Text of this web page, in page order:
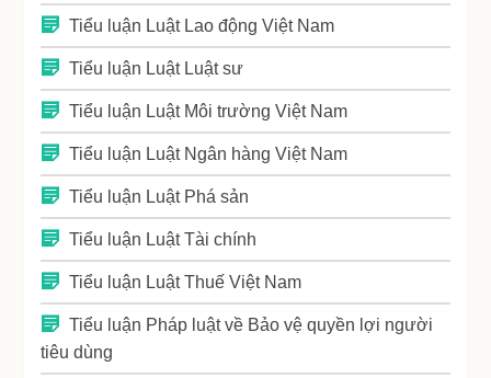
Tiểu luận Luật Lao động Việt Nam
Tiểu luận Luật Luật sư
Tiểu luận Luật Môi trường Việt Nam
Tiểu luận Luật Ngân hàng Việt Nam
Tiểu luận Luật Phá sản
Tiểu luận Luật Tài chính
Tiểu luận Luật Thuế Việt Nam
Tiểu luận Pháp luật về Bảo vệ quyền lợi người
tiêu dùng